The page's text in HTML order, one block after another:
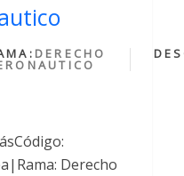
DERECHO
Derecho